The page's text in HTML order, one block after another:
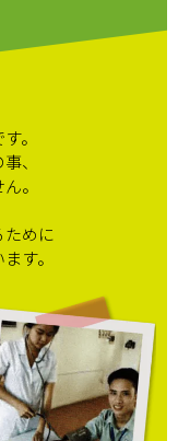
。
、
。
ために
す。